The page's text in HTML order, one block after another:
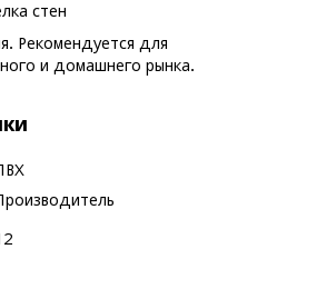
стен
Рекомендуется для
и домашнего рынка.